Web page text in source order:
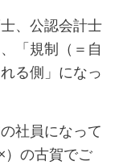
、公認会計士
「規制（＝自
る側」になっ
社員になって
）の古賀でご